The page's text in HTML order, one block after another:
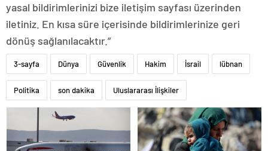
yasal bildirimlerinizi bize iletişim sayfası üzerinden
iletiniz. En kısa süre içerisinde bildirimlerinize geri
dönüş sağlanılacaktır.”
3-sayfa Dünya Güvenlik Hakim İsrail lübnan
Politika son dakika Uluslararası İlişkiler